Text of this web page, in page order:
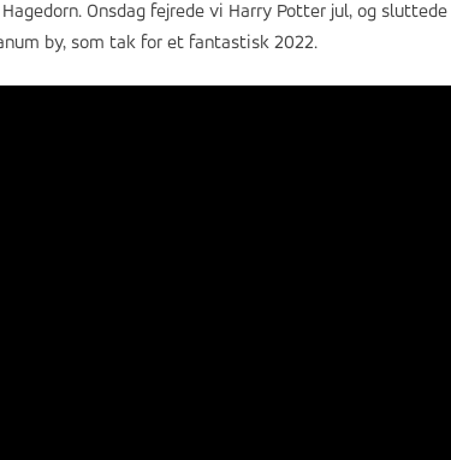
Onsdag fejrede vi Harry Potter jul, og sluttede
by, som tak for et fantastisk 2022.